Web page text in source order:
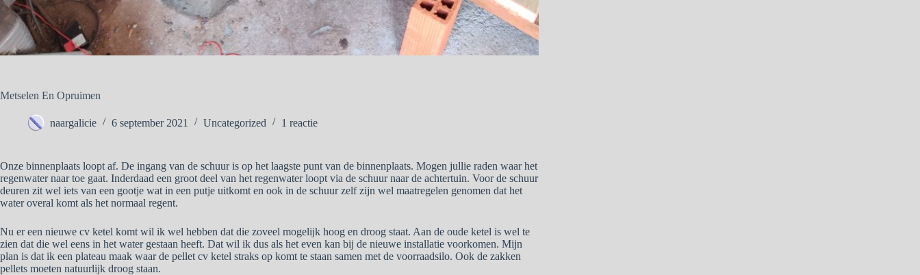
Metselen En Opruimen
naargalicie 6 september 2021 Uncategorized 1 reactie
Onze binnenplaats loopt af. De ingang van de schuur is op het laagste punt van de binnenplaats. Mogen jullie raden waar het
regenwater naar toe gaat. Inderdaad een groot deel van het regenwater loopt via de schuur naar de achtertuin. Voor de schuur
deuren zit wel iets van een gootje wat in een putje uitkomt en ook in de schuur zelf zijn wel maatregelen genomen dat het
water overal komt als het normaal regent.
Nu er een nieuwe cv ketel komt wil ik wel hebben dat die zoveel mogelijk hoog en droog staat. Aan de oude ketel is wel te
zien dat die wel eens in het water gestaan heeft. Dat wil ik dus als het even kan bij de nieuwe installatie voorkomen. Mijn
plan is dat ik een plateau maak waar de pellet cv ketel straks op komt te staan samen met de voorraadsilo. Ook de zakken
pellets moeten natuurlijk droog staan.